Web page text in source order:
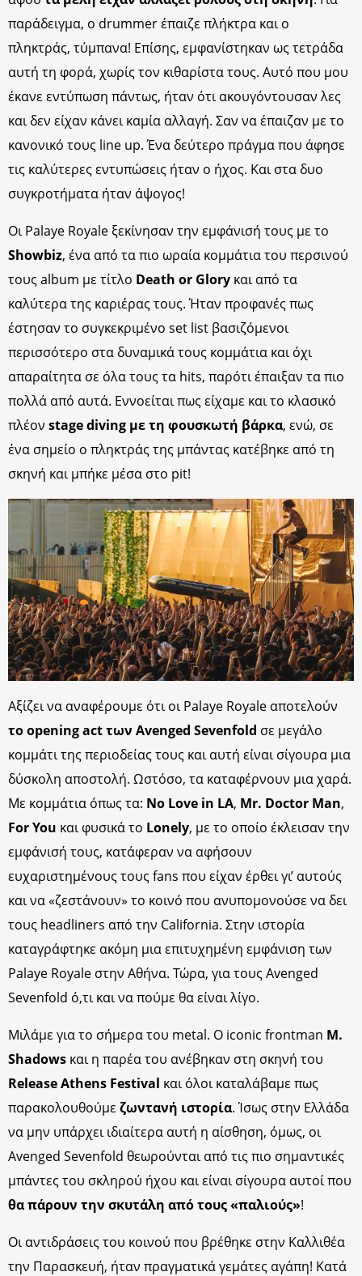
παράδειγμα, ο drummer έπαιζε πλήκτρα και ο
πληκτράς, τύμπανα! Επίσης, εμφανίστηκαν ως τετράδα
αυτή τη φορά, χωρίς τον κιθαρίστα τους. Αυτό που μου
έκανε εντύπωση πάντως, ήταν ότι ακουγόντουσαν λες
και δεν είχαν κάνει καμία αλλαγή. Σαν να έπαιζαν με το
κανονικό τους line up. Ένα δεύτερο πράγμα που άφησε
τις καλύτερες εντυπώσεις ήταν ο ήχος. Και στα δυο
συγκροτήματα ήταν άψογος!
Οι Palaye Royale ξεκίνησαν την εμφάνισή τους με το
Showbiz, ένα από τα πιο ωραία κομμάτια του περσινού
τους album με τίτλο Death or Glory και από τα
καλύτερα της καριέρας τους. Ήταν προφανές πως
έστησαν το συγκεκριμένο set list βασιζόμενοι
περισσότερο στα δυναμικά τους κομμάτια και όχι
απαραίτητα σε όλα τους τα hits, παρότι έπαιξαν τα πιο
πολλά από αυτά. Εννοείται πως είχαμε και το κλασικό
πλέον stage diving με τη φουσκωτή βάρκα, ενώ, σε
ένα σημείο ο πληκτράς της μπάντας κατέβηκε από τη
σκηνή και μπήκε μέσα στο pit!
Αξίζει να αναφέρουμε ότι οι Palaye Royale αποτελούν
το opening act των Avenged Sevenfold σε μεγάλο
κομμάτι της περιοδείας τους και αυτή είναι σίγουρα μια
δύσκολη αποστολή. Ωστόσο, τα καταφέρνουν μια χαρά.
Με κομμάτια όπως τα: No Love in LA, Mr. Doctor Man,
For You και φυσικά το Lonely, με το οποίο έκλεισαν την
εμφάνισή τους, κατάφεραν να αφήσουν
ευχαριστημένους τους fans που είχαν έρθει γι’ αυτούς
και να «ζεστάνουν» το κοινό που ανυπομονούσε να δει
τους headliners από την California. Στην ιστορία
καταγράφτηκε ακόμη μια επιτυχημένη εμφάνιση των
Palaye Royale στην Αθήνα. Τώρα, για τους Avenged
Sevenfold ό,τι και να πούμε θα είναι λίγο.
Μιλάμε για το σήμερα του metal. Ο iconic frontman M.
Shadows και η παρέα του ανέβηκαν στη σκηνή του
Release Athens Festival και όλοι καταλάβαμε πως
παρακολουθούμε ζωντανή ιστορία. Ίσως στην Ελλάδα
να μην υπάρχει ιδιαίτερα αυτή η αίσθηση, όμως, οι
Avenged Sevenfold θεωρούνται από τις πιο σημαντικές
μπάντες του σκληρού ήχου και είναι σίγουρα αυτοί που
θα πάρουν την σκυτάλη από τους «παλιούς»!
Οι αντιδράσεις του κοινού που βρέθηκε στην Καλλιθέα
την Παρασκευή, ήταν πραγματικά γεμάτες αγάπη! Κατά